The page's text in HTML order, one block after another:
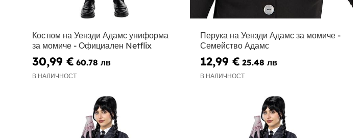
Костюм на Уензди Адамс униформа
за момиче - Официален Netflix
30,99 € 60.78 лв
В НАЛИЧНОСТ
Перука на Уензди Адамс за момиче -
Семейство Адамс
12,99 € 25.48 лв
В НАЛИЧНОСТ